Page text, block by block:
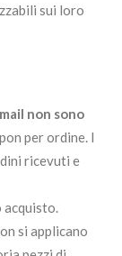
sui loro
non sono
per ordine. I
ricevuti e
acquisto.
si applicano